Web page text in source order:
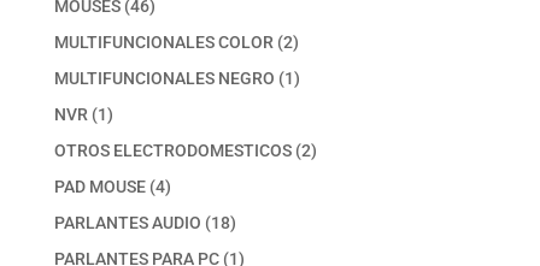
MOUSES 4646
productos
MULTIFUNCIONALES COLOR 22
productos
MULTIFUNCIONALES NEGRO 11
NVR 11
producto
OTROS ELECTRODOMESTICOS 22
PAD MOUSE 44
productos
PARLANTES AUDIO 1818
productos
PARLANTES PARA PC 11